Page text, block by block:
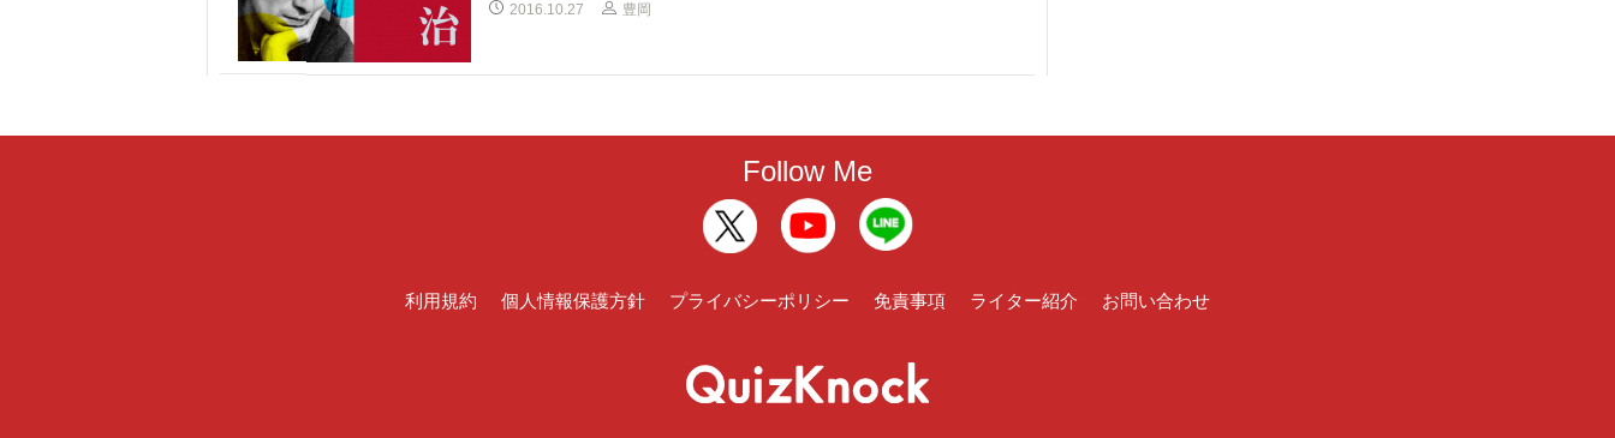
2016.10.27 豊岡
Follow Me
利用規約 個人情報保護方針 プライバシーポリシー 免責事項 ライター紹介 お問い合わせ